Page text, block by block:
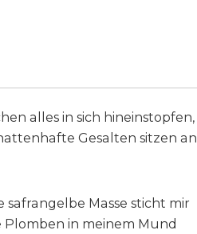
alles in sich hineinstopfen,
Gesalten sitzen an
safrangelbe Masse sticht mir
Plomben in meinem Mund